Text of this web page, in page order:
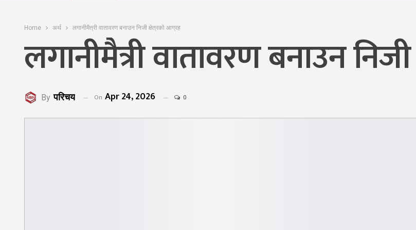
Home अर्थ लगानीमैत्री वातावरण बनाउन निजी क्षेत्रको आग्रह
लगानीमैत्री वातावरण बनाउन
By परिचय On Apr 24, 2026 0